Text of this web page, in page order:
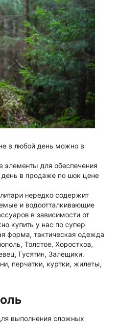
в любой день можно в
для обеспечения
в продаже по шок цене
нередко содержит
и водоотталкивающие
в зависимости от
купить у нас по супер
форма, тактическая одежда
Толстое, Хоростков,
Гусятин, Залещики.
перчатки, куртки, жилеты,
выполнения сложных